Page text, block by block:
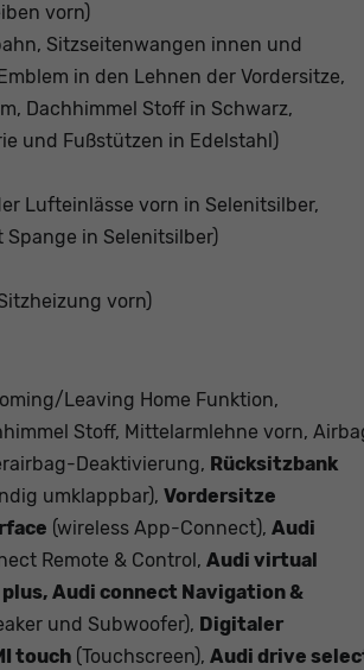
vorn)
Sitzseitenwangen innen und
in den Lehnen der Vordersitze,
Dachhimmel Stoff in Schwarz,
und Fußstützen in Edelstahl)
Lufteinlässe vorn in Selenitsilber,
in Selenitsilber)
vorn)
Leaving Home Funktion,
Stoff, Mittelarmlehne vorn,
Deaktivierung, Rücksitzbank
umklappbar), Vordersitze
(wireless App-Connect), Audi
Remote & Control, Audi virtual
plus, Audi connect Navigation &
und Subwoofer), Digitaler
touch (Touchscreen), Audi drive